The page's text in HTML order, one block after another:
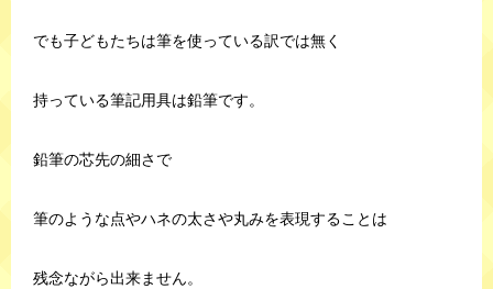
でも子どもたちは筆を使っている訳では無く
持っている筆記用具は鉛筆です。
鉛筆の芯先の細さで
筆のような点やハネの太さや丸みを表現することは
残念ながら出来ません。